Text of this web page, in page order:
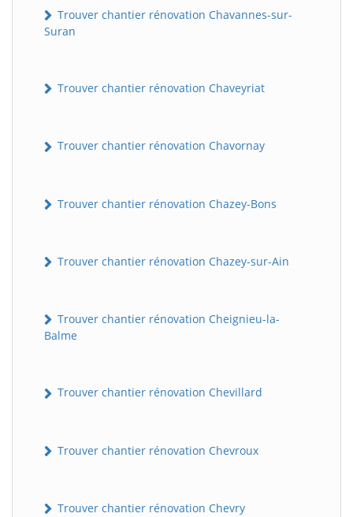
Trouver chantier rénovation Chavannes-sur-
Suran
Trouver chantier rénovation Chaveyriat
Trouver chantier rénovation Chavornay
Trouver chantier rénovation Chazey-Bons
Trouver chantier rénovation Chazey-sur-Ain
Trouver chantier rénovation Cheignieu-la-
Balme
Trouver chantier rénovation Chevillard
Trouver chantier rénovation Chevroux
Trouver chantier rénovation Chevry